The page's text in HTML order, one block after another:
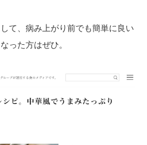
て、病み上がり前でも簡単に良い
った方はぜひ。